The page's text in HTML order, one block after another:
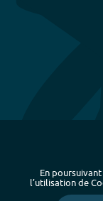
En
l’utilisation de